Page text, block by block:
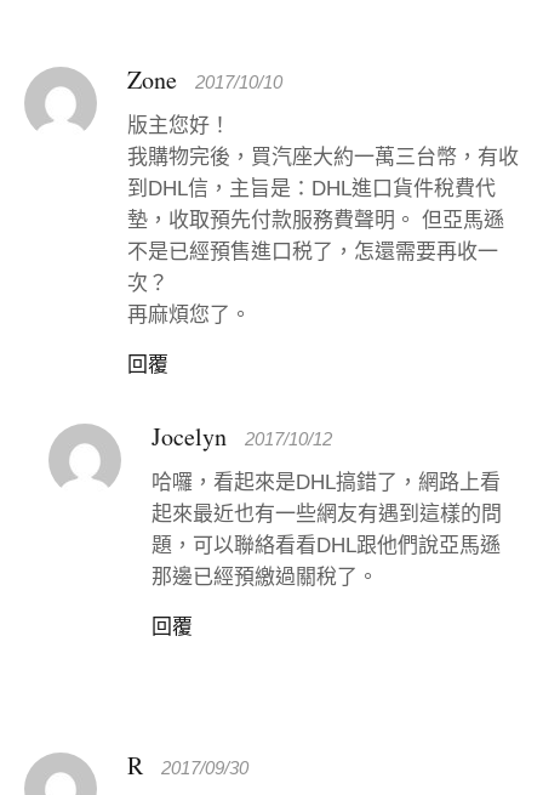
Zone 2017/10/10
版主您好！
我購物完後，買汽座大約一萬三台幣，有收
到DHL信，主旨是：DHL進口貨件稅費代
墊，收取預先付款服務費聲明。 但亞馬遜
不是已經預售進口税了，怎還需要再收一
次？
再麻煩您了。
回覆
Jocelyn 2017/10/12
哈囉，看起來是DHL搞錯了，網路上看
起來最近也有一些網友有遇到這樣的問
題，可以聯絡看看DHL跟他們說亞馬遜
那邊已經預繳過關稅了。
回覆
R 2017/09/30